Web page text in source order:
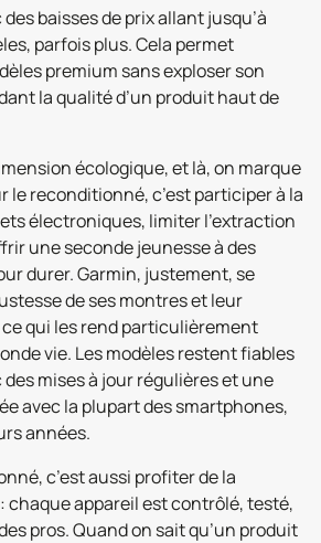
baisses de prix allant jusqu’à
parfois plus. Cela permet
premium sans exploser son
la qualité d’un produit haut de
écologique, et là, on marque
le reconditionné, c’est participer à la
électroniques, limiter l’extraction
une seconde jeunesse à des
durer. Garmin, justement, se
de ses montres et leur
qui les rend particulièrement
vie. Les modèles restent fiables
mises à jour régulières et une
avec la plupart des smartphones,
années.
c’est aussi profiter de la
chaque appareil est contrôlé, testé,
pros. Quand on sait qu’un produit